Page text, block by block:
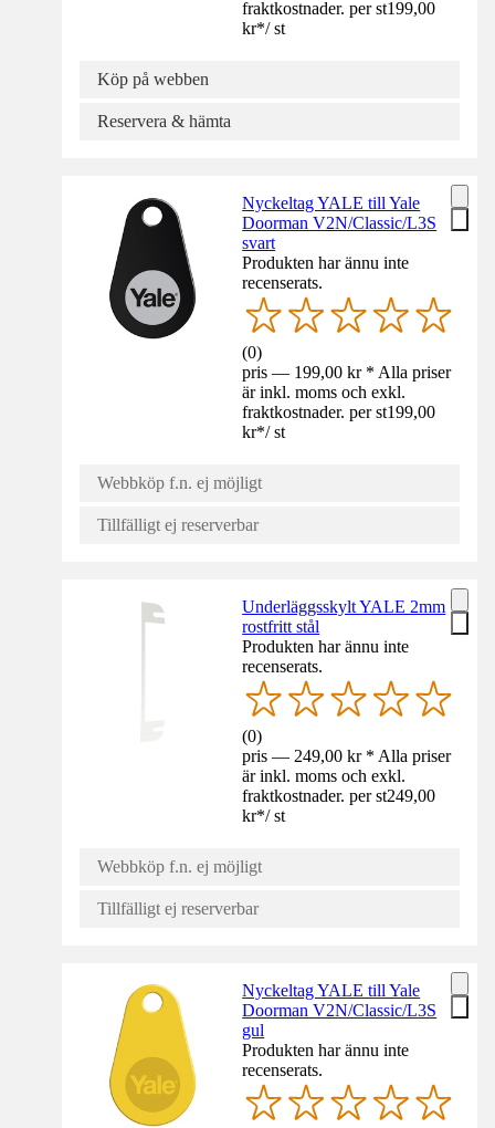
fraktkostnader. per st199,00
kr*/ st
Köp på webben
Reservera & hämta
Nyckeltag YALE till Yale
Doorman V2N/Classic/L3S
svart
Produkten har ännu inte
recenserats.
(0)
pris — 199,00 kr * Alla priser
är inkl. moms och exkl.
fraktkostnader. per st199,00
kr*/ st
Webbköp f.n. ej möjligt
Tillfälligt ej reserverbar
Underläggsskylt YALE 2mm
rostfritt stål
Produkten har ännu inte
recenserats.
(0)
pris — 249,00 kr * Alla priser
är inkl. moms och exkl.
fraktkostnader. per st249,00
kr*/ st
Webbköp f.n. ej möjligt
Tillfälligt ej reserverbar
Nyckeltag YALE till Yale
Doorman V2N/Classic/L3S
gul
Produkten har ännu inte
recenserats.